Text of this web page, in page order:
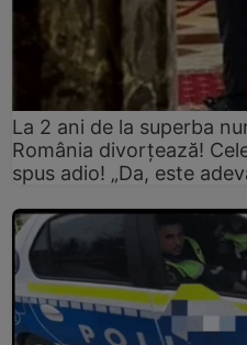
La 2 ani de la superba
România divorțează!
spus adio! „Da, este